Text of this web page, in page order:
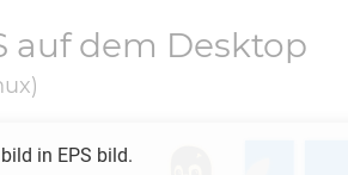
auf dem Desktop
bild in EPS bild.